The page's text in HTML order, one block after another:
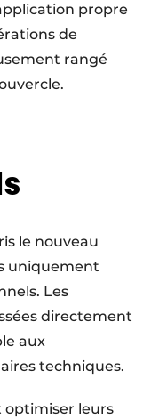
propre
de
rangé
le nouveau
uniquement
Les
directement
aux
techniques.
optimiser leurs